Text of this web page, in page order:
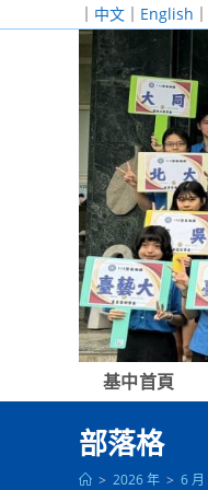
｜ 中文 ｜ English ｜
基中首頁
部落格
> 2026 年 > 6 月